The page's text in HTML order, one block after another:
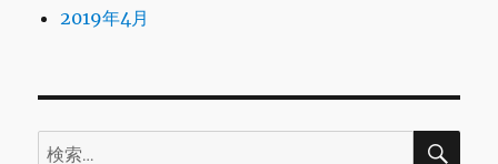
2019年4月
検
検